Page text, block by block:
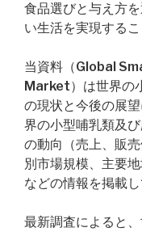
食品選びと与え方
い生活を実現するこ
当資料（Global
Market）は世界の
の現状と今後の展
界の小型哺乳類及
の動向（売上、販
別市場規模、主要
などの情報を掲載し
最新調査によると